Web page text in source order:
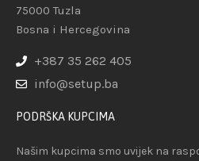
75000 Tuzla
Bosna i Hercegovina
+387 35 262 405
info@setup.ba
PODRŠKA KUPCIMA
Našim kupcima smo uvijek na